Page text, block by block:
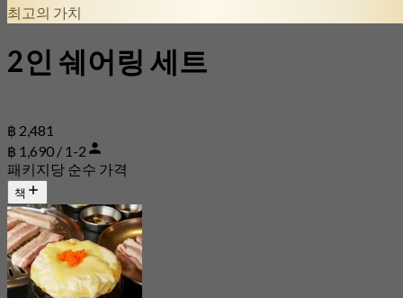
최고의 가치
2인 쉐어링 세트
฿ 2,481
฿ 1,690 / 1-2
패키지당 순수 가격
책